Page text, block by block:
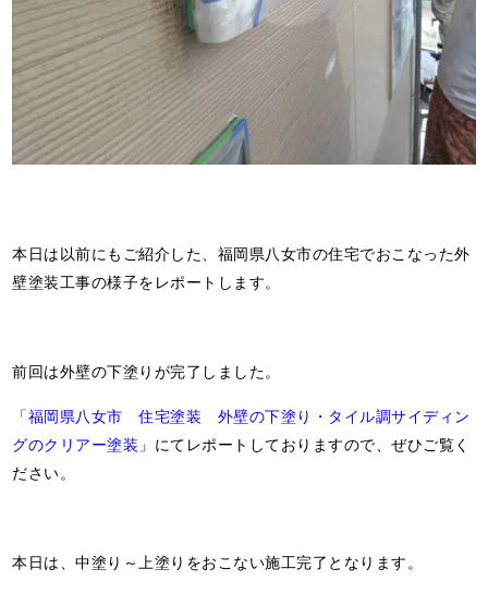
本日は以前にもご紹介した、福岡県八女市の住宅でおこなった外
壁塗装工事の様子をレポートします。
前回は外壁の下塗りが完了しました。
「福岡県八女市 住宅塗装 外壁の下塗り・タイル調サイディン
グのクリアー塗装」 にてレポートしておりますので、ぜひご覧く
ださい。
本日は、中塗り～上塗りをおこない施工完了となります。